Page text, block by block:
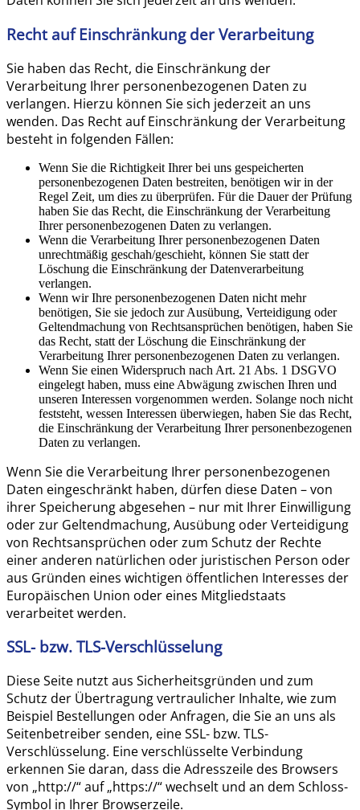
Recht auf Einschränkung der Verarbeitung
Sie haben das Recht, die Einschränkung der
Verarbeitung Ihrer personenbezogenen Daten zu
verlangen. Hierzu können Sie sich jederzeit an uns
wenden. Das Recht auf Einschränkung der Verarbeitung
besteht in folgenden Fällen:
Wenn Sie die Richtigkeit Ihrer bei uns gespeicherten
personenbezogenen Daten bestreiten, benötigen wir in der
Regel Zeit, um dies zu überprüfen. Für die Dauer der Prüfung
haben Sie das Recht, die Einschränkung der Verarbeitung
Ihrer personenbezogenen Daten zu verlangen.
Wenn die Verarbeitung Ihrer personenbezogenen Daten
unrechtmäßig geschah/geschieht, können Sie statt der
Löschung die Einschränkung der Datenverarbeitung
verlangen.
Wenn wir Ihre personenbezogenen Daten nicht mehr
benötigen, Sie sie jedoch zur Ausübung, Verteidigung oder
Geltendmachung von Rechtsansprüchen benötigen, haben Sie
das Recht, statt der Löschung die Einschränkung der
Verarbeitung Ihrer personenbezogenen Daten zu verlangen.
Wenn Sie einen Widerspruch nach Art. 21 Abs. 1 DSGVO
eingelegt haben, muss eine Abwägung zwischen Ihren und
unseren Interessen vorgenommen werden. Solange noch nicht
feststeht, wessen Interessen überwiegen, haben Sie das Recht,
die Einschränkung der Verarbeitung Ihrer personenbezogenen
Daten zu verlangen.
Wenn Sie die Verarbeitung Ihrer personenbezogenen
Daten eingeschränkt haben, dürfen diese Daten – von
ihrer Speicherung abgesehen – nur mit Ihrer Einwilligung
oder zur Geltendmachung, Ausübung oder Verteidigung
von Rechtsansprüchen oder zum Schutz der Rechte
einer anderen natürlichen oder juristischen Person oder
aus Gründen eines wichtigen öffentlichen Interesses der
Europäischen Union oder eines Mitgliedstaats
verarbeitet werden.
SSL- bzw. TLS-Verschlüsselung
Diese Seite nutzt aus Sicherheitsgründen und zum
Schutz der Übertragung vertraulicher Inhalte, wie zum
Beispiel Bestellungen oder Anfragen, die Sie an uns als
Seitenbetreiber senden, eine SSL- bzw. TLS-
Verschlüsselung. Eine verschlüsselte Verbindung
erkennen Sie daran, dass die Adresszeile des Browsers
von „http://“ auf „https://“ wechselt und an dem Schloss-
Symbol in Ihrer Browserzeile.